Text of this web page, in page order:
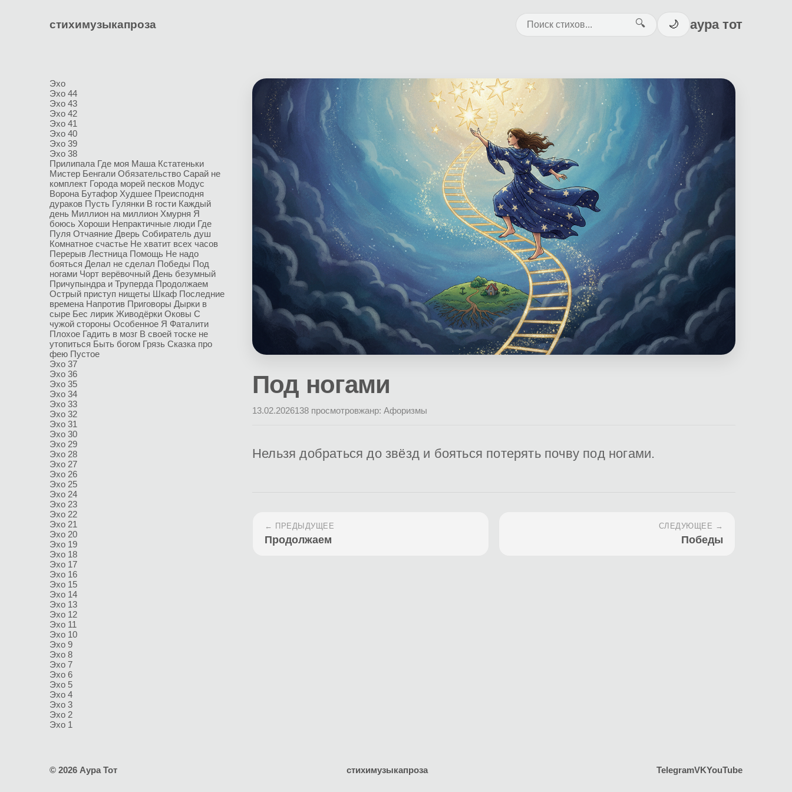
стихимузыкапроза 🔍 🌙 аура тот
Эхо
Эхо 44
Эхо 43
Эхо 42
Эхо 41
Эхо 40
Эхо 39
Эхо 38
Прилипала Где моя Маша Кстатеньки
Мистер Бенгали Обязательство Сарай не
комплект Города морей песков Модус
Ворона Бутафор Худшее Преисподня
дураков Пусть Гулянки В гости Каждый
день Миллион на миллион Хмурня Я
боюсь Хороши Непрактичные люди Где
Пуля Отчаяние Дверь Собиратель душ
Комнатное счастье Не хватит всех часов
Перерыв Лестница Помощь Не надо
бояться Делал не сделал Победы Под
ногами Чорт верёвочный День безумный
Причупындра и Труперда Продолжаем
Острый приступ нищеты Шкаф Последние
времена Напротив Приговоры Дырки в
сыре Бес лирик Живодёрки Оковы С
чужой стороны Особенное Я Фаталити
Плохое Гадить в мозг В своей тоске не
утопиться Быть богом Грязь Сказка про
фею Пустое
Эхо 37
Эхо 36
Эхо 35
Эхо 34
Эхо 33
Эхо 32
Эхо 31
Эхо 30
Эхо 29
Эхо 28
Эхо 27
Эхо 26
Эхо 25
Эхо 24
Эхо 23
Эхо 22
Эхо 21
Эхо 20
Эхо 19
Эхо 18
Эхо 17
Эхо 16
Эхо 15
Эхо 14
Эхо 13
Эхо 12
Эхо 11
Эхо 10
Эхо 9
Эхо 8
Эхо 7
Эхо 6
Эхо 5
Эхо 4
Эхо 3
Эхо 2
Эхо 1
Под ногами
13.02.2026138 просмотровжанр: Афоризмы
Нельзя добраться до звёзд и бояться потерять почву под ногами.
← ПРЕДЫДУЩЕЕ
Продолжаем
СЛЕДУЮЩЕЕ →
Победы
© 2026 Аура Тот стихимузыкапроза TelegramVKYouTube